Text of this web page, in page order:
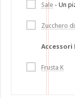
Sale - Un
Zucchero
Accessori
Frusta K